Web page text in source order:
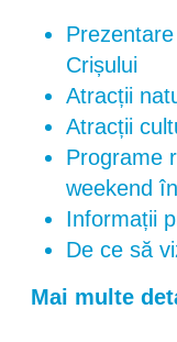
Crișului
Atracții
Atracții
Programe
weekend
Informații
De ce să
Mai multe